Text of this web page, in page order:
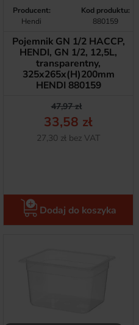
Producent:
Hendi
Kod produktu:
880159
Pojemnik GN 1/2 HACCP,
HENDI, GN 1/2, 12,5L,
transparentny,
325x265x(H)200mm
HENDI 880159
Cena podstawowa
47,97 zł
Cena
33,58 zł
Netto
27,30 zł bez VAT
Dodaj do koszyka